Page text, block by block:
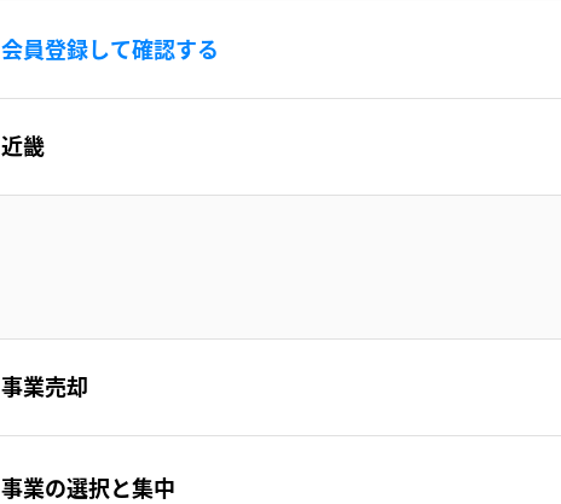
会員登録して確認する
近畿
事業売却
事業の選択と集中